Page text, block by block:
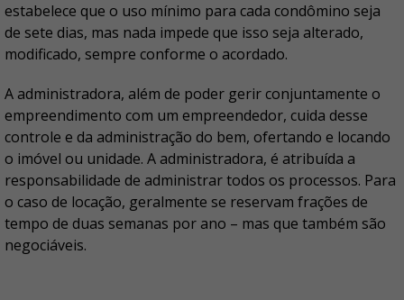
estabelece que o uso mínimo para cada condômino seja
de sete dias, mas nada impede que isso seja alterado,
modificado, sempre conforme o acordado.
A administradora, além de poder gerir conjuntamente o
empreendimento com um empreendedor, cuida desse
controle e da administração do bem, ofertando e locando
o imóvel ou unidade. A administradora, é atribuída a
responsabilidade de administrar todos os processos. Para
o caso de locação, geralmente se reservam frações de
tempo de duas semanas por ano – mas que também são
negociáveis.